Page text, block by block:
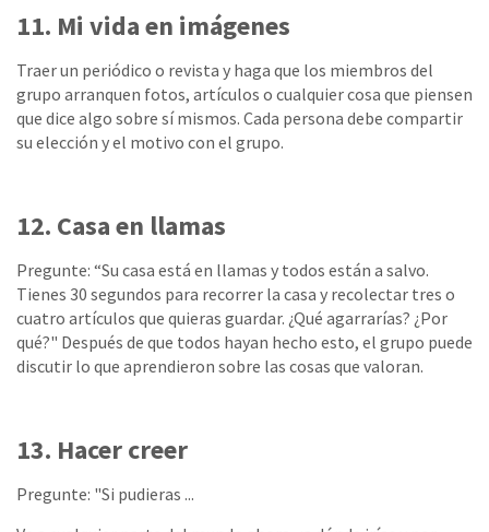
11. Mi vida en imágenes
Traer un periódico o revista y haga que los miembros del
grupo arranquen fotos, artículos o cualquier cosa que piensen
que dice algo sobre sí mismos. Cada persona debe compartir
su elección y el motivo con el grupo.
12. Casa en llamas
Pregunte: “Su casa está en llamas y todos están a salvo.
Tienes 30 segundos para recorrer la casa y recolectar tres o
cuatro artículos que quieras guardar. ¿Qué agarrarías? ¿Por
qué?" Después de que todos hayan hecho esto, el grupo puede
discutir lo que aprendieron sobre las cosas que valoran.
13. Hacer creer
Pregunte: "Si pudieras ...